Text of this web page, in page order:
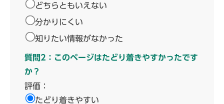
どちらともいえない
分かりにくい
知りたい情報がなかった
質問2：このページはたどり着きやすかったです
か？
評価：
たどり着きやすい